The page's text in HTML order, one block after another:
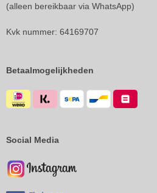
(alleen bereikbaar via WhatsApp)
Kvk nummer: 64169707
Betaalmogelijkheden
Social Media